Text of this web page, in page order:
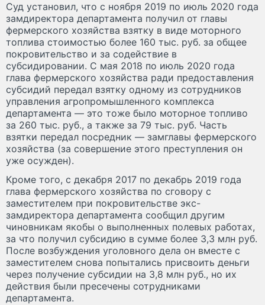
Суд установил, что с ноября 2019 по июль 2020 года
замдиректора департамента получил от главы
фермерского хозяйства взятку в виде моторного
топлива стоимостью более 160 тыс. руб. за общее
покровительство и за содействие в
субсидировании. С мая 2018 по июль 2020 года
глава фермерского хозяйства ради предоставления
субсидий передал взятку одному из сотрудников
управления агропромышленного комплекса
департамента — это тоже было моторное топливо
за 260 тыс. руб., а также за 79 тыс. руб. Часть
взятки передал посредник — замглавы фермерского
хозяйства (за совершение этого преступления он
уже осужден).
Кроме того, с декабря 2017 по декабрь 2019 года
глава фермерского хозяйства по сговору с
заместителем при покровительстве экс-
замдиректора департамента сообщил другим
чиновникам якобы о выполненных полевых работах,
за что получил субсидию в сумме более 3,3 млн руб.
После возбуждения уголовного дела он вместе с
заместителем снова попытались присвоить деньги
через получение субсидии на 3,8 млн руб., но их
действия были пресечены сотрудниками
департамента.